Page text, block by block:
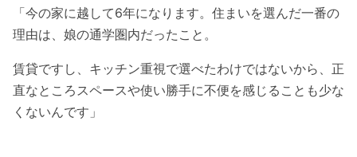
「今の家に越して6年になります。住まいを選んだ一番の
理由は、娘の通学圏内だったこと。
賃貸ですし、キッチン重視で選べたわけではないから、正
直なところスペースや使い勝手に不便を感じることも少な
くないんです」